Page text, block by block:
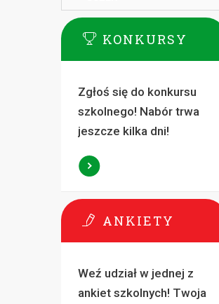
KONKURSY
Zgłoś się do konkursu
szkolnego! Nabór trwa
jeszcze kilka dni!
ANKIETY
Weź udział w jednej z
ankiet szkolnych! Twoja